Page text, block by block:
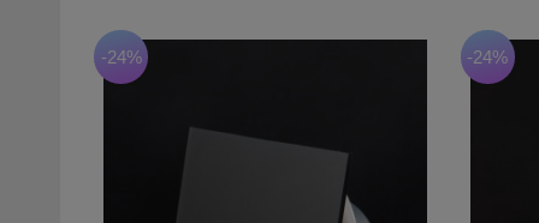
-24% -24%